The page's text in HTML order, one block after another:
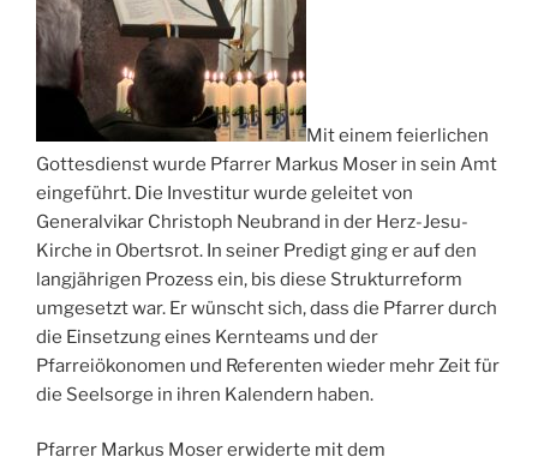
Mit einem feierlichen
Gottesdienst wurde Pfarrer Markus Moser in sein Amt
eingeführt. Die Investitur wurde geleitet von
Generalvikar Christoph Neubrand in der Herz-Jesu-
Kirche in Obertsrot. In seiner Predigt ging er auf den
langjährigen Prozess ein, bis diese Strukturreform
umgesetzt war. Er wünscht sich, dass die Pfarrer durch
die Einsetzung eines Kernteams und der
Pfarreiökonomen und Referenten wieder mehr Zeit für
die Seelsorge in ihren Kalendern haben.
Pfarrer Markus Moser erwiderte mit dem